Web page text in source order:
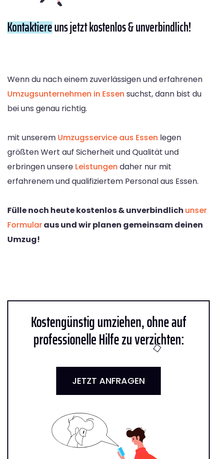
Kontaktiereuns jetzt kostenlos & unverbindlich!
Wenn du nach einem zuverlässigen und erfahrenen
Umzugsunternehmen in Essen suchst, dann bist du
bei uns genau richtig.
mit unserem Umzugsservice aus Essen legen
größten Wert auf Sicherheit und Qualität und
erbringen unsere Leistungen daher nur mit
erfahrenem und qualifiziertem Personal aus Essen.
Fülle noch heute kostenlos & unverbindlich unser
Formularaus und wir planen gemeinsam deinen
Umzug!
Kostengünstig umziehen, ohne auf
professionelle Hilfe zu verzichten:
JETZT ANFRAGEN